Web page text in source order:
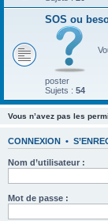
SOS ou
poster
Sujets : 54
Vous n’avez pas les
CONNEXION •
Nom d’utilisateur :
Mot de passe :